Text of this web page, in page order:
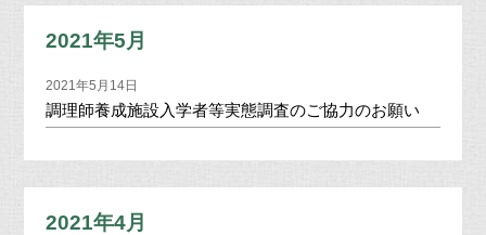
2021年5月
2021年5月14日
調理師養成施設入学者等実態調査のご協力のお願い
2021年4月